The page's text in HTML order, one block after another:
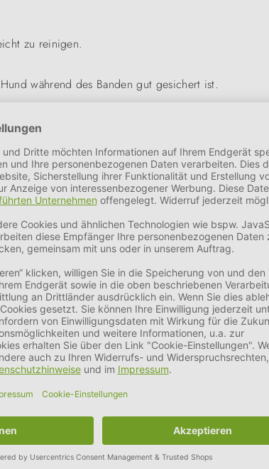
zu reinigen.
während des Banden gut gesichert ist.